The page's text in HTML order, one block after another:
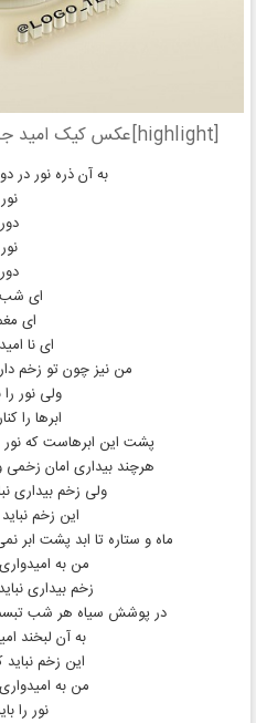
[highlight]عکس کیک امید جان تولدت مبارک[/highlight]
به آن ذره نور در
نور
دور
نور
دور
ای شب
ای
ای نا
من نیز چون تو زخم
ولی نور را
ابرها را
پشت این ابرهاست که
هرچند بیداری امان
ولی زخم بیداری
این زخم
ماه و ستاره تا ابد پشت
من به
زخم بیداری
در پوشش سیاه هر شب
به آن لبخند
این زخم نباید
من به
نور را